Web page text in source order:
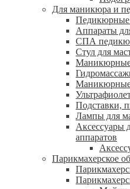
Для маникюра и
Педикюрные
Аппараты
СПА
Стул для
Подставки,
Лампы для
Аксессуары
аппаратов
Парикмахерское